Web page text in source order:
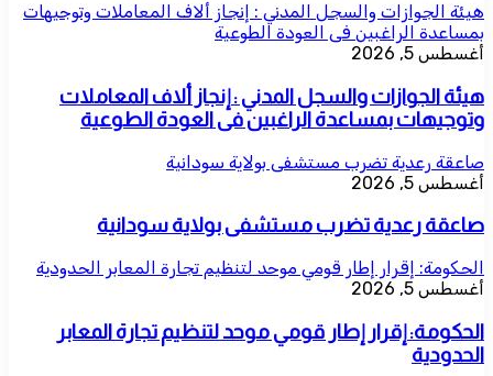
هيئة الجوازات والسجل المدني : إنجاز ألاف المعاملات وتوجيهات
بمساعدة الراغبين فى العودة الطوعية
أغسطس 5, 2026
هيئة الجوازات والسجل المدني : إنجاز ألاف المعاملات
وتوجيهات بمساعدة الراغبين فى العودة الطوعية
صاعقة رعدية تضرب مستشفى بولاية سودانية
أغسطس 5, 2026
صاعقة رعدية تضرب مستشفى بولاية سودانية
الحكومة: إقرار إطار قومي موحد لتنظيم تجارة المعابر الحدودية
أغسطس 5, 2026
الحكومة: إقرار إطار قومي موحد لتنظيم تجارة المعابر
الحدودية